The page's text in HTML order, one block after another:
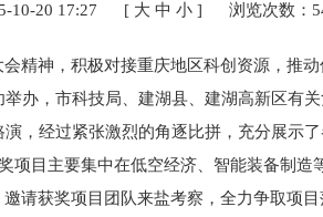
10-20 17:27 [ 大 中 小 ] 浏览次数：
精神，积极对接重庆地区科创资源，推
办，市科技局、建湖县、建湖高新区有关
，经过紧张激烈的角逐比拼，充分展示
项目主要集中在低空经济、智能装备制造
请获奖项目团队来盐考察，全力争取项目